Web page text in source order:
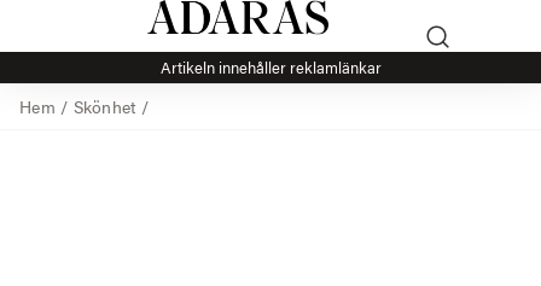
Artikeln innehåller reklamlänkar
Hem / Skönhet/